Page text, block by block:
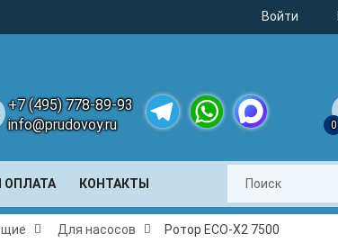
Войти
+7 (495) 778-89-93
info@prudovoy.ru
0
ОПЛАТА КОНТАКТЫ
Для насосов Ротор ECO-X2 7500